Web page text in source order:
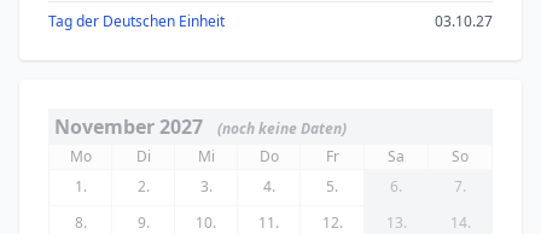
Tag der Deutschen Einheit 03.10.27
November 2027
(noch keine Daten)
Mo
Di Mi Do Fr Sa
So
1.
2. 3. 4. 5. 6.
7.
8.
9. 10. 11. 12. 13.
14.